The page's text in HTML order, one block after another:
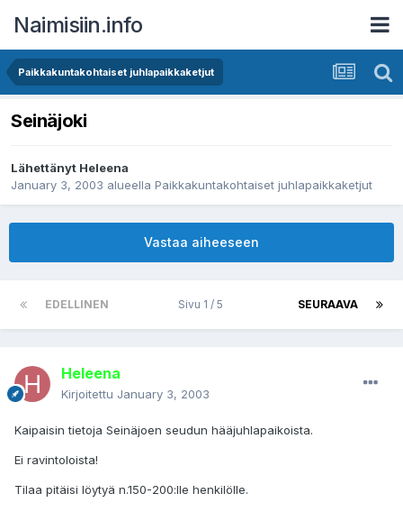
Naimisiin.info
Paikkakuntakohtaiset juhlapaikkaketjut
Seinäjoki
Lähettänyt Heleena
January 3, 2003 alueella Paikkakuntakohtaiset juhlapaikkaketjut
Vastaa aiheeseen
EDELLINEN SEURAAVA
Sivu 1 / 5
Heleena
Kirjoitettu January 3, 2003
Kaipaisin tietoja Seinäjoen seudun hääjuhlapaikoista.
Ei ravintoloista!
Tilaa pitäisi löytyä n.150-200:lle henkilölle.